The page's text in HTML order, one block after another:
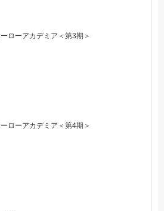
ローアカデミア＜第3期＞
ローアカデミア＜第4期＞